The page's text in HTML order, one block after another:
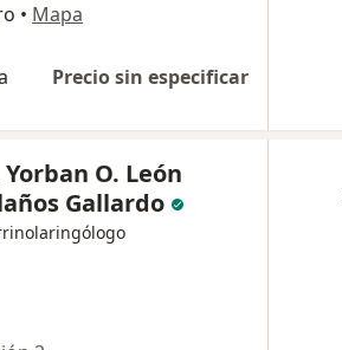
• Mapa
Precio sin especificar
Yorban O. León
Gallardo